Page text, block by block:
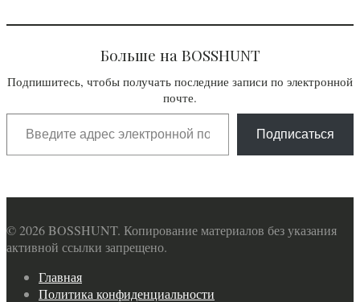
Больше на BOSSHUNT
Подпишитесь, чтобы получать последние записи по электронной
почте.
Подписаться
© 2026 BOSSHUNT. Копирование материалов без указания
активной ссылки запрещено.
Главная
Политика конфиденциальности